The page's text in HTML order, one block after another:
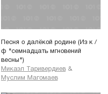
Песня о далёкой родине (Из к /
ф "семнадцать мгновений
весны")
Микаэл Таривердиев &
Муслим Магомаев